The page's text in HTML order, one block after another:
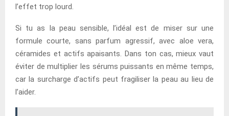
l’effet trop lourd.
Si tu as la peau sensible, l’idéal est de miser sur une
formule courte, sans parfum agressif, avec aloe vera,
céramides et actifs apaisants. Dans ton cas, mieux vaut
éviter de multiplier les sérums puissants en même temps,
car la surcharge d’actifs peut fragiliser la peau au lieu de
l’aider.